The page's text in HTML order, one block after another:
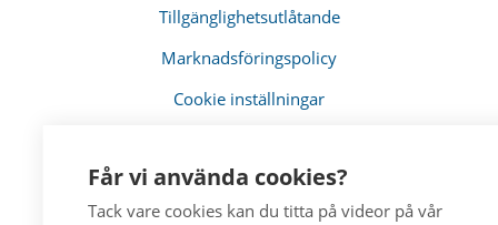
Får vi använda cookies?
Tack vare cookies kan du titta på videor på vår
Tillgänglighetsutlåtande
Marknadsföringspolicy
Cookie inställningar